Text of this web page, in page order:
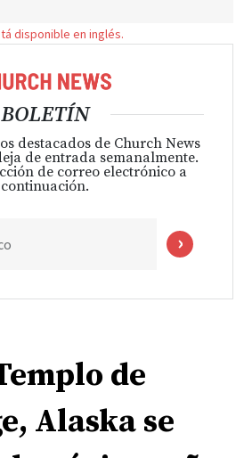
disponible en inglés.
BOLETÍN
destacados de Church News
de entrada semanalmente.
de correo electrónico a
continuación.
de
Alaska se